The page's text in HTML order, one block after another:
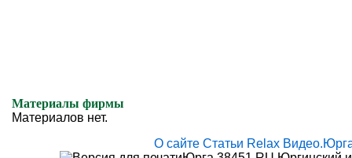
Материалы фирмы
Материалов нет.
О сайте Статьи Relax